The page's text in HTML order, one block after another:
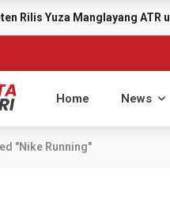
Rilis Yuza Manglayang ATR
Home News
"Nike Running"